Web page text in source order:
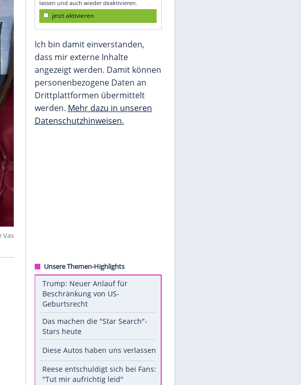
Future Image/Steve Vas
Wir benötigen Ihre Zustimmung, um den
von unserer Redaktion eingebundenen
Inhalt von Glomex GmbH anzuzeigen. Sie
können diesen mit einem Klick anzeigen
jetzt aktivieren
Ich bin damit einverstanden,
dass mir externe Inhalte
Unsere Themen-Highlights